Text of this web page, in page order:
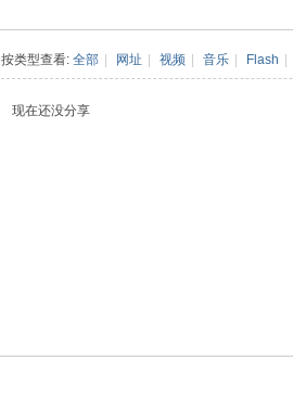
按类型查看: 全部 网址 视频 音乐 Flash
现在还没分享